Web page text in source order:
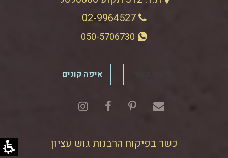
02-9964527
איפה קונים
כשר בפיקוח הרבנות גוש עציון